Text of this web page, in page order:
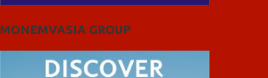
MONEMVASIA GROUP